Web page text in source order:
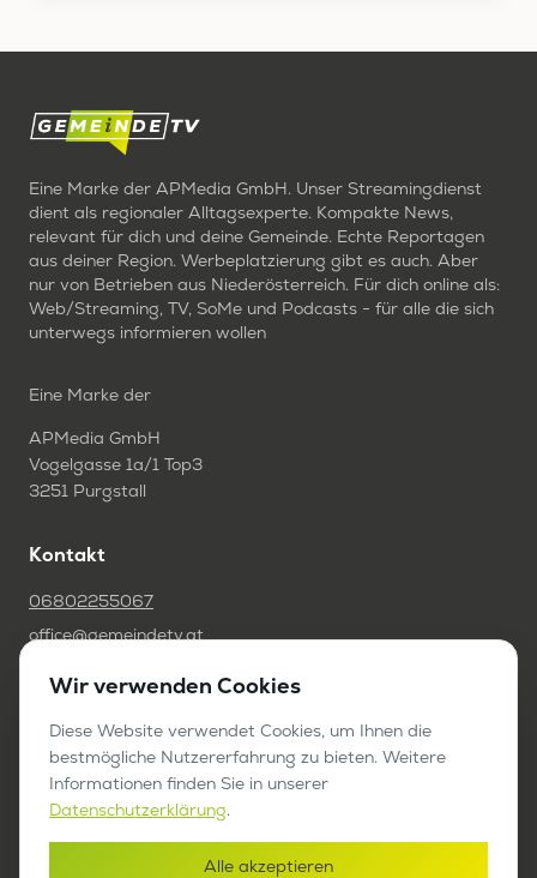
Eine Marke der APMedia GmbH. Unser Streamingdienst
dient als regionaler Alltagsexperte. Kompakte News,
relevant für dich und deine Gemeinde. Echte Reportagen
aus deiner Region. Werbeplatzierung gibt es auch. Aber
nur von Betrieben aus Niederösterreich. Für dich online als:
Web/Streaming, TV, SoMe und Podcasts - für alle die sich
unterwegs informieren wollen
Eine Marke der
APMedia GmbH
Vogelgasse 1a/1 Top3
3251 Purgstall
Kontakt
06802255067
office@gemeindetv.at
FAQ
IMPRESSUM
DATENSCHUTZ
Werben auf GemeindeTV
Wir verwenden Cookies
Diese Website verwendet Cookies, um Ihnen die
bestmögliche Nutzererfahrung zu bieten. Weitere
Informationen finden Sie in unserer
Datenschutzerklärung.
Alle akzeptieren